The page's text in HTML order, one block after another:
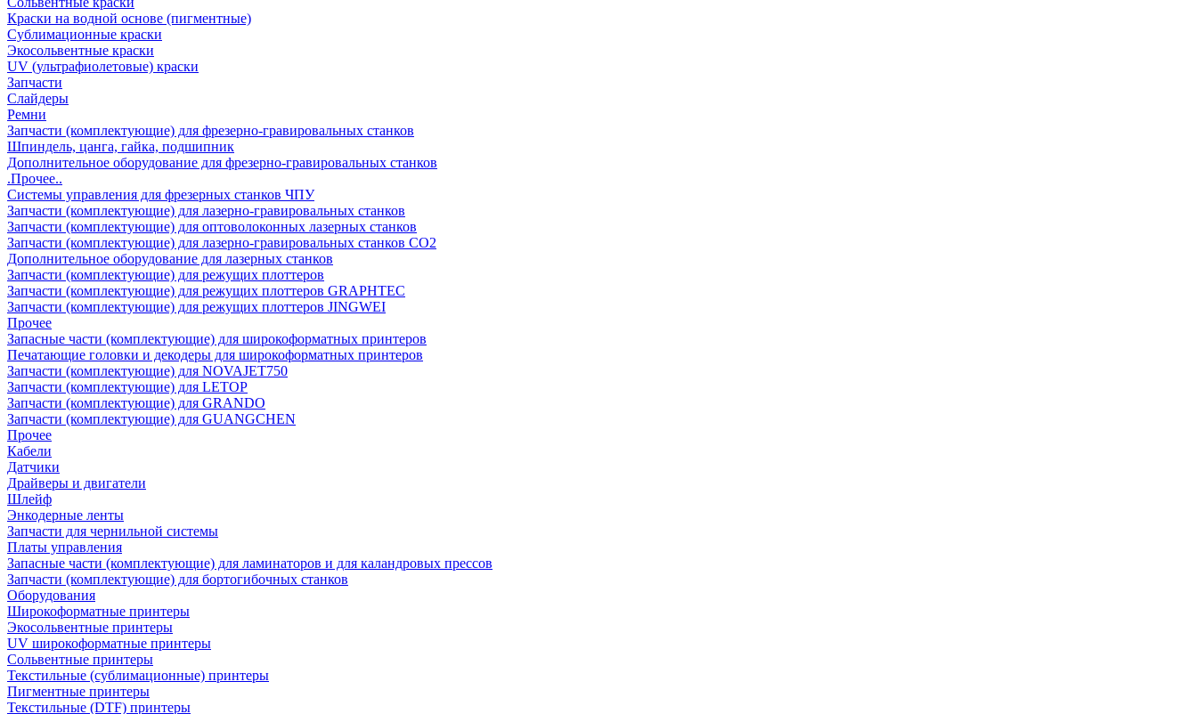
Краски на водной основе (пигментные)
Сублимационные краски
Экосольвентные краски
UV (ультрафиолетовые) краски
Запчасти
Слайдеры
Ремни
Запчасти (комплектующие) для фрезерно-гравировальных станков
Шпиндель, цанга, гайка, подшипник
Дополнительное оборудование для фрезерно-гравировальных станков
.Прочее..
Системы управления для фрезерных станков ЧПУ
Запчасти (комплектующие) для лазерно-гравировальных станков
Запчасти (комплектующие) для оптоволоконных лазерных станков
Запчасти (комплектующие) для лазерно-гравировальных станков CO2
Дополнительное оборудование для лазерных станков
Запчасти (комплектующие) для режущих плоттеров
Запчасти (комплектующие) для режущих плоттеров GRAPHTEC
Запчасти (комплектующие) для режущих плоттеров JINGWEI
Прочее
Запасные части (комплектующие) для широкоформатных принтеров
Печатающие головки и декодеры для широкоформатных принтеров
Запчасти (комплектующие) для NOVAJET750
Запчасти (комплектующие) для LETOP
Запчасти (комплектующие) для GRANDO
Запчасти (комплектующие) для GUANGCHEN
Прочее
Кабели
Датчики
Драйверы и двигатели
Шлейф
Энкодерные ленты
Запчасти для чернильной системы
Платы управления
Запасные части (комплектующие) для ламинаторов и для каландровых прессов
Запчасти (комплектующие) для бортогибочных станков
Оборудования
Широкоформатные принтеры
Экосольвентные принтеры
UV широкоформатные принтеры
Сольвентные принтеры
Текстильные (сублимационные) принтеры
Пигментные принтеры
Текстильные (DTF) принтеры